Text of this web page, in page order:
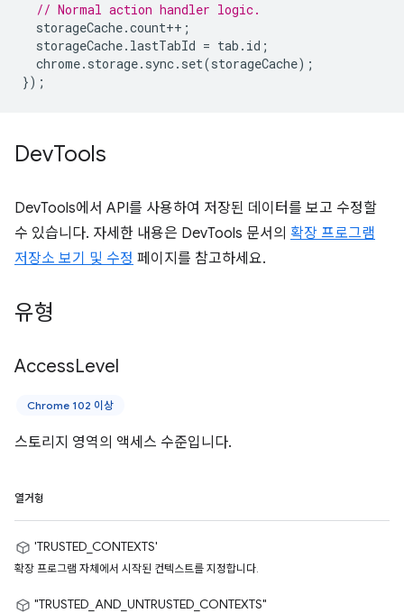
// Normal action handler logic.
storageCache.count++ ;
storageCache. lastTabId = tab . id ;
chrome. storage. sync. set(storageCache);
});
DevTools
DevTools에서 API를 사용하여 저장된 데이터를 보고 수정할
수 있습니다. 자세한 내용은 DevTools 문서의 확장 프로그램
저장소 보기 및 수정 페이지를 참고하세요.
유형
AccessLevel
Chrome 102 이상
스토리지 영역의 액세스 수준입니다.
열거형
'TRUSTED_CONTEXTS'
확장 프로그램 자체에서 시작된 컨텍스트를 지정합니다.
"TRUSTED_AND_UNTRUSTED_CONTEXTS"